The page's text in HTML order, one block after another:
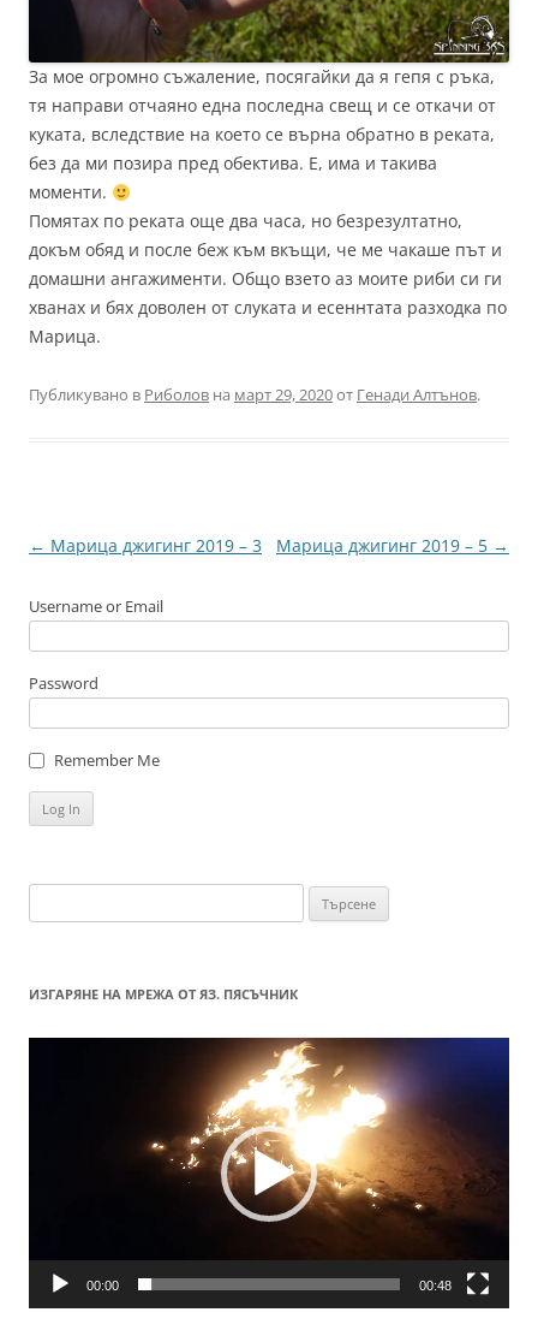
За мое огромно съжаление, посягайки да я гепя с ръка,
тя направи отчаяно една последна свещ и се откачи от
куката, вследствие на което се върна обратно в реката,
без да ми позира пред обектива. Е, има и такива
моменти.
Помятах по реката още два часа, но безрезултатно,
докъм обяд и после беж към вкъщи, че ме чакаше път и
домашни ангажименти. Общо взето аз моите риби си ги
хванах и бях доволен от слуката и есеннтата разходка по
Марица.
Публикувано в Риболов на март 29, 2020от Генади Алтънов.
Навигация
публикациите
← Марица джигинг 2019 – 3 Марица джигинг 2019 – 5 →
Username or Email
Password
Remember Me
за:
ИЗГАРЯНЕ НА МРЕЖА ОТ ЯЗ. ПЯСЪЧНИК
Видео
00:00 00:48